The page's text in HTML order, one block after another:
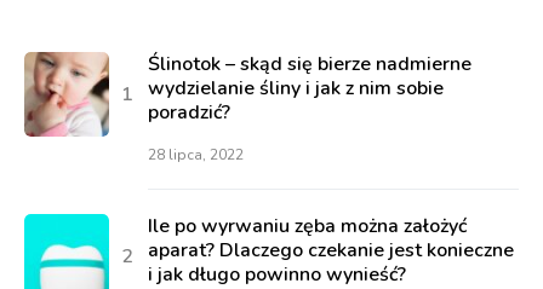
Ślinotok – skąd się bierze nadmierne
wydzielanie śliny i jak z nim sobie
poradzić?
28 lipca, 2022
Ile po wyrwaniu zęba można założyć
aparat? Dlaczego czekanie jest konieczne
i jak długo powinno wynieść?